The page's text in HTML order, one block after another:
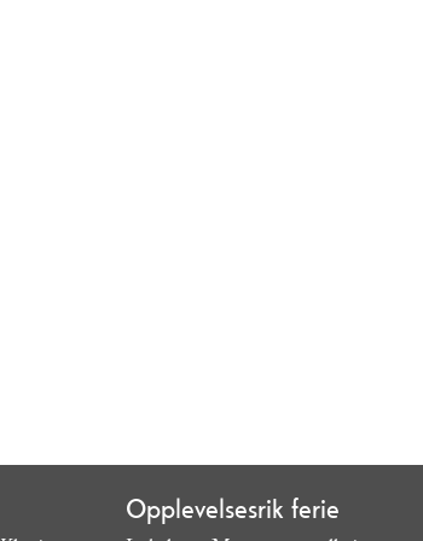
Opplevelsesrik ferie